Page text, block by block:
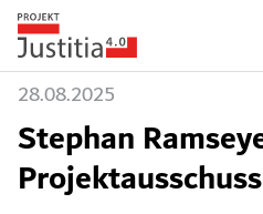
28.08.2025
Stephan
Projektausschuss